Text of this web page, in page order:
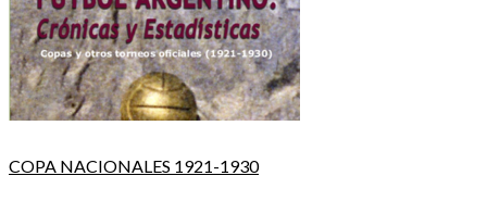
COPA NACIONALES 1921-1930